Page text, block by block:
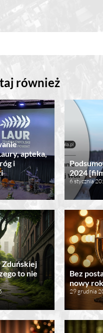
również
apteka,
i
2024
6 stycznia
Zduńskiej
to nie
Bez
nowy rok
29 grudnia